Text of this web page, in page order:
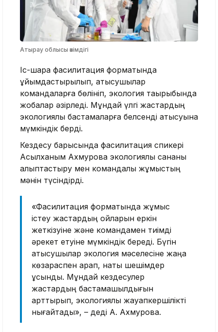
Атырау облысы әкімдігі
Іс-шара фасилитация форматында
ұйымдастырылып, қатысушылар
командаларға бөлініп, экология тақырыбында
жобалар әзірледі. Мұндай үлгі жастардың
экологиялық бастамаларға белсенді қатысуына
мүмкіндік берді.
Кездесу барысында фасилитация спикері
Асылханым Ахмурова экологиялық сананы
қалыптастыру мен командалық жұмыстың
мәнін түсіндірді.
«Фасилитация форматында жұмыс
істеу жастардың ойларын еркін
жеткізуіне және командамен тиімді
әрекет етуіне мүмкіндік береді. Бүгін
қатысушылар экология мәселесіне жаңа
көзқараспен қарап, нақты шешімдер
ұсынды. Мұндай кездесулер
жастардың бастамашылдығын
арттырып, экологиялық жауапкершілікті
нығайтады», – деді А. Ахмурова.